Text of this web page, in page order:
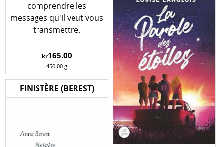
comprendre les
messages qu'il veut vous
transmettre.
kr165.00
450.00 g
FINISTÈRE (BEREST)